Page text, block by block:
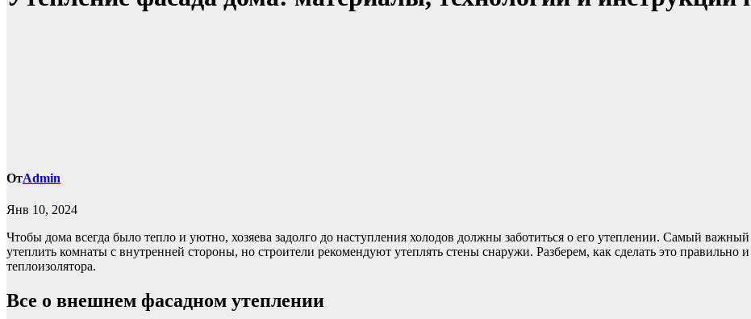
ОтAdmin
Янв 10, 2024
Чтобы дома всегда было тепло и уютно, хозяева задолго до наступления холодов должны заботиться о его утеплении. Самый
утеплить комнаты с внутренней стороны, но строители рекомендуют утеплять стены снаружи. Разберем, как сделать это правильно
теплоизолятора.
Все о внешнем фасадном утеплении